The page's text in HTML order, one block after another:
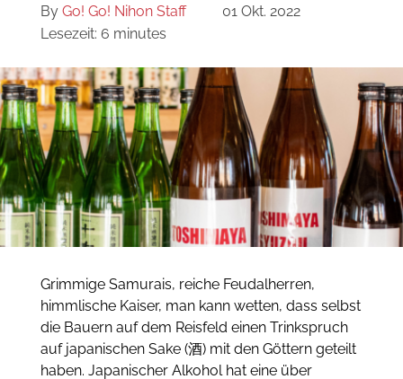
By Go! Go! Nihon Staff
01 Okt. 2022
Lesezeit: 6 minutes
Grimmige Samurais, reiche Feudalherren,
himmlische Kaiser, man kann wetten, dass selbst
die Bauern auf dem Reisfeld einen Trinkspruch
auf japanischen Sake (酒) mit den Göttern geteilt
haben. Japanischer Alkohol hat eine über